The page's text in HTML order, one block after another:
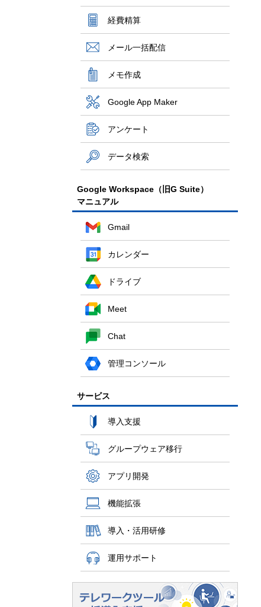
経費精算
メール一括配信
メモ作成
Google App Maker
アンケート
データ検索
Google Workspace（旧G Suite）
マニュアル
Gmail
カレンダー
ドライブ
Meet
Chat
管理コンソール
サービス
導入支援
グループウェア移行
アプリ開発
機能拡張
導入・活用研修
運用サポート